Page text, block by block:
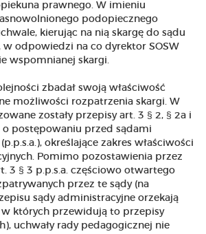
prawnego. W imieniu
podopiecznego
kierując na nią skargę do sądu
odpowiedzi na co dyrektor SOSW
wspomnianej skargi.
zbadał swoją właściwość
możliwości rozpatrzenia skargi. W
zostały przepisy art. 3 § 2, § 2a i
o postępowaniu przed sądami
określające zakres właściwości
Pomimo pozostawienia przez
3 § 3 p.p.s.a. częściowo otwartego
przez te sądy (na
sądy administracyjne orzekają
których przewidują to przepisy
uchwały rady pedagogicznej nie